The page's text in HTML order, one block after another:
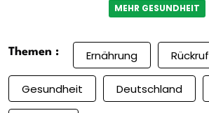
MEHR GESUNDHEIT
Themen : Ernährung Rückruf
Gesundheit Deutschland